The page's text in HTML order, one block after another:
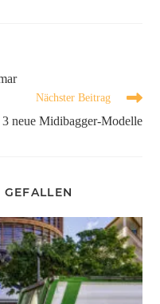
Nächster Beitrag
neue Midibagger-Modelle